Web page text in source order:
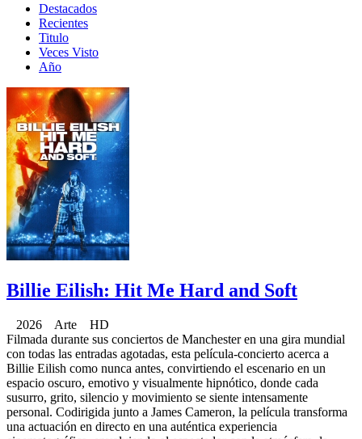
Destacados
Recientes
Titulo
Veces Visto
Año
Billie Eilish: Hit Me Hard and Soft
2026 Arte HD
Filmada durante sus conciertos de Manchester en una gira mundial
con todas las entradas agotadas, esta película-concierto acerca a
Billie Eilish como nunca antes, convirtiendo el escenario en un
espacio oscuro, emotivo y visualmente hipnótico, donde cada
susurro, grito, silencio y movimiento se siente intensamente
personal. Codirigida junto a James Cameron, la película transforma
una actuación en directo en una auténtica experiencia